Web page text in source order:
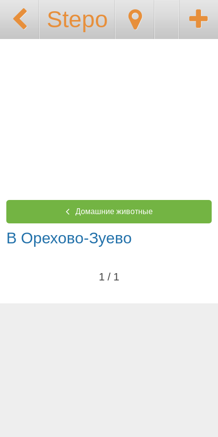
Stepo
Домашние животные
В Орехово-Зуево
1 / 1